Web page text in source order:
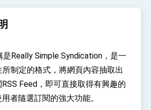
五院院長新春茶敘 盼化分歧為團結、為
出合作第一步
曆春節談話
易協議完成簽署達成6大目標、創5大歷史
總統強調將以3大面向加速臺灣經濟轉型
籲請立院全力支持並盡速通過
署「對等貿易協定」確立對等關稅15%且不
輸美2072項產品豁免對等關稅
是Really Simple Syndication，是一
制定的格式，將網頁內容抽取出
Feed，即可直接取得有興趣的
者隨選訂閱的強大功能。